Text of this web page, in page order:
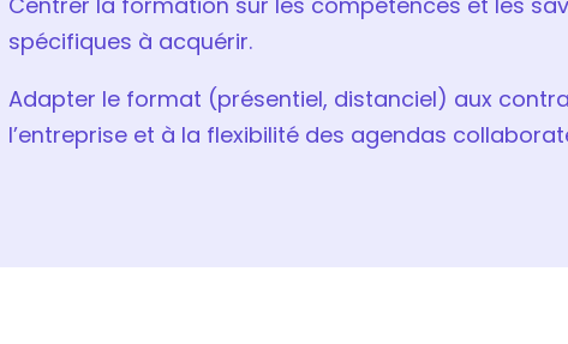
spécifiques à acquérir.
Adapter le format (présentiel, distanciel) aux
l’entreprise et à la flexibilité des agendas